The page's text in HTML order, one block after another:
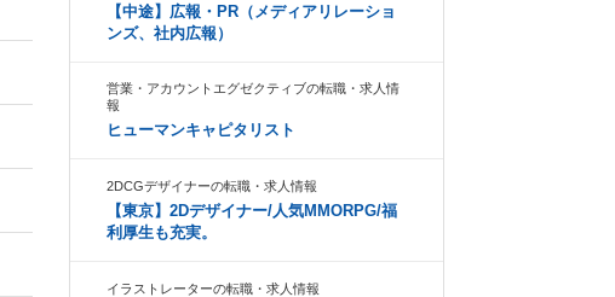
【中途】広報・PR（メディアリレーショ
ンズ、社内広報）
営業・アカウントエグゼクティブの転職・求人情
報
ヒューマンキャピタリスト
2DCGデザイナーの転職・求人情報
【東京】2Dデザイナー/人気MMORPG/福
利厚生も充実。
イラストレーターの転職・求人情報